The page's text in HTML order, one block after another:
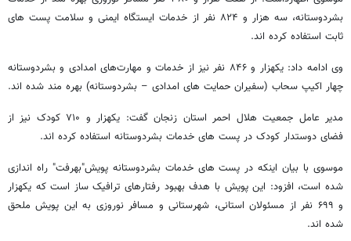
بشردوستانه، سه هزار و ۸۲۴ نفر از خدمات ایستگاه ایمنی و سلامت پست های
ثابت استفاده کرده اند.
وی ادامه داد: یکهزار و ۸۴۶ نفر نیز از خدمات و مهارت‌های امدادی و بشردوستانه
چهار اکیپ سحاب (سفیران حمایت های امدادی – بشردوستانه) بهره مند شده اند.
مدیر عامل جمعیت هلال احمر استان زنجان گفت: یکهزار و ۷۱۰ کودک نیز از
فضای دوستدار کودک در پست های خدمات بشردوستانه استفاده کرده اند.
موسوی با بیان اینکه در پست های خدمات بشردوستانه پویش"بهرفت" راه اندازی
شده است، افزود: این پویش با هدف بهبود رفتارهای ترافیک ساز است که یکهزار
و ۶۹۹ نفر از مسئولان استانی، شهرستانی و مسافر نوروزی به این پویش ملحق
شده اند.